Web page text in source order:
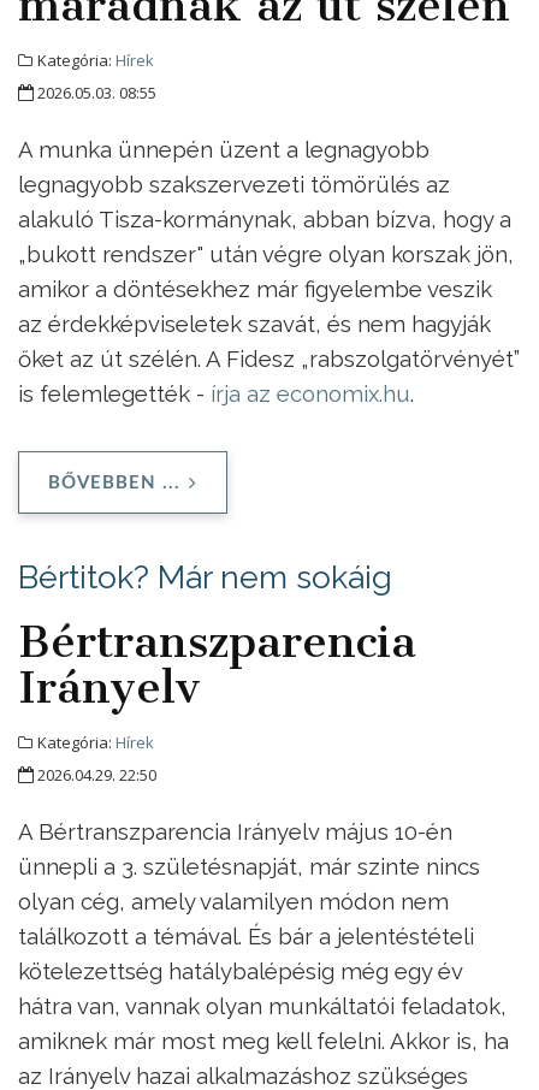
Kategória: Hírek
2026.05.03. 08:55
A munka ünnepén üzent a legnagyobb
legnagyobb szakszervezeti tömörülés az
alakuló Tisza-kormánynak, abban bízva, hogy a
„bukott rendszer" után végre olyan korszak jön,
amikor a döntésekhez már figyelembe veszik
az érdekképviseletek szavát, és nem hagyják
őket az út szélén. A Fidesz „rabszolgatörvényét”
is felemlegették - írja az economix.hu.
BŐVEBBEN ...
Bértitok? Már nem sokáig
Bértranszparencia
Irányelv
Kategória: Hírek
2026.04.29. 22:50
A Bértranszparencia Irányelv május 10-én
ünnepli a 3. születésnapját, már szinte nincs
olyan cég, amely valamilyen módon nem
találkozott a témával. És bár a jelentéstételi
kötelezettség hatálybalépésig még egy év
hátra van, vannak olyan munkáltatói feladatok,
amiknek már most meg kell felelni. Akkor is, ha
az Irányelv hazai alkalmazáshoz szükséges